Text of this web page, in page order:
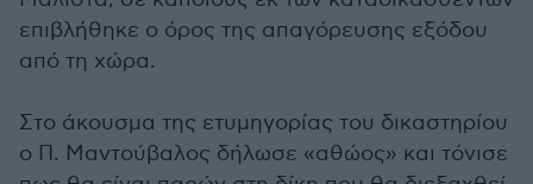
επιβλήθηκε ο όρος της απαγόρευσης εξόδου
από τη χώρα.
Στο άκουσμα της ετυμηγορίας του δικαστηρίου
ο Π. Μαντούβαλος δήλωσε «αθώος» και τόνισε